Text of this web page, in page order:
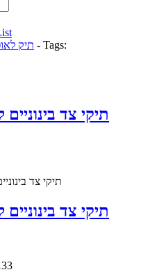
תיק - Tags:
תיקי צד בינוניים
תיקי צד בינוניים